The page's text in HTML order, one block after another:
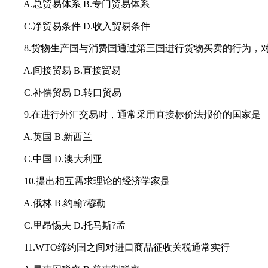
A.总贸易体系 B.专门贸易体系
C.净贸易条件 D.收入贸易条件
8.货物生产国与消费国通过第三国进行货物买卖的行为，
A.间接贸易 B.直接贸易
C.补偿贸易 D.转口贸易
9.在进行外汇交易时，通常采用直接标价法报价的国家是
A.英国 B.新西兰
C.中国 D.澳大利亚
10.提出相互需求理论的经济学家是
A.俄林 B.约翰?穆勒
C.里昂惕夫 D.托马斯?孟
11.WTO缔约国之间对进口商品征收关税通常实行